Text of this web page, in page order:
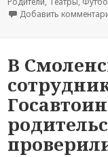
Добавить
В